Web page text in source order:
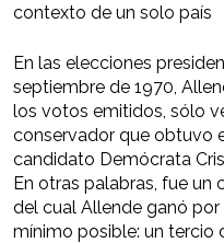
contexto de un solo país
En las elecciones
septiembre de 1970,
los votos emitidos, sólo
conservador que obtuvo
candidato Demócrata
En otras palabras, fue un
del cual Allende ganó
mínimo posible: un tercio